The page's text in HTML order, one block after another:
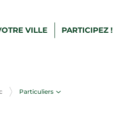
VILLE PARTICIPEZ !
Particuliers